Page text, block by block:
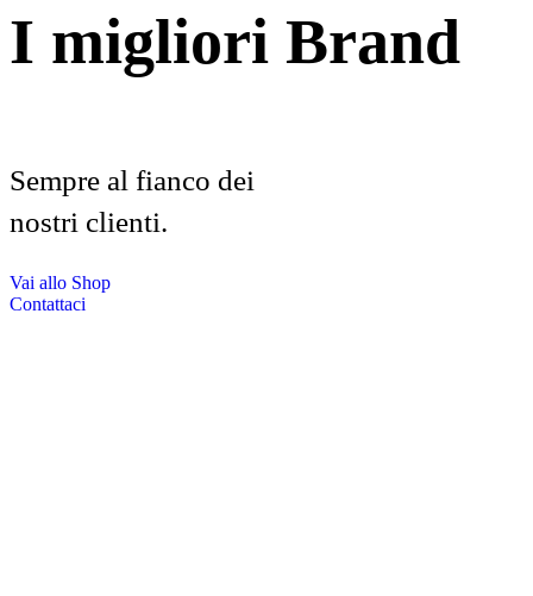
I migliori Brand
Sempre al fianco dei
nostri clienti.
Vai allo Shop
Contattaci